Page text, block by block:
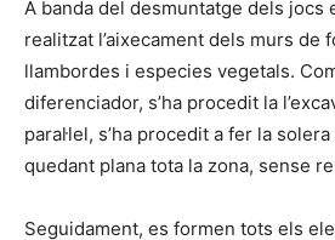
A banda del desmuntatge dels jocs
realitzat l’aixecament dels murs de
llambordes i especies vegetals.
diferenciador, s’ha procedit la
paral·lel, s’ha procedit a fer la
quedant plana tota la zona, sense
Seguidament, es formen tots els